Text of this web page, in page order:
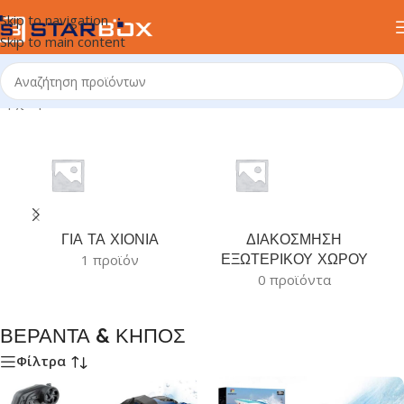
Skip to navigation
Skip to main content
Αρχική σελίδα/ΒΕΡΑΝΤΑ & ΚΗΠΟΣ
ΓΙΑ ΤΑ ΧΙΟΝΙΑ
1 προϊόν
ΔΙΑΚΟΣΜΗΣΗ
ΕΞΩΤΕΡΙΚΟΥ ΧΩΡΟΥ
0 προϊόντα
ΒΕΡΑΝΤΑ & ΚΗΠΟΣ
Φίλτρα